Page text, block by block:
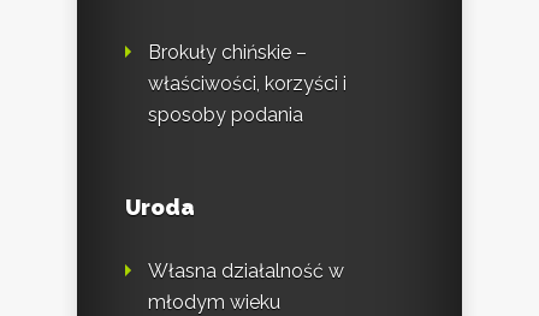
Brokuły chińskie –
właściwości, korzyści i
sposoby podania
Uroda
Własna działalność w
młodym wieku